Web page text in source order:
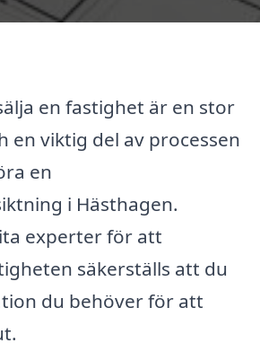
en fastighet är en stor
en viktig del av processen
en
i Hästhagen.
experter för att
säkerställs att du
du behöver för att